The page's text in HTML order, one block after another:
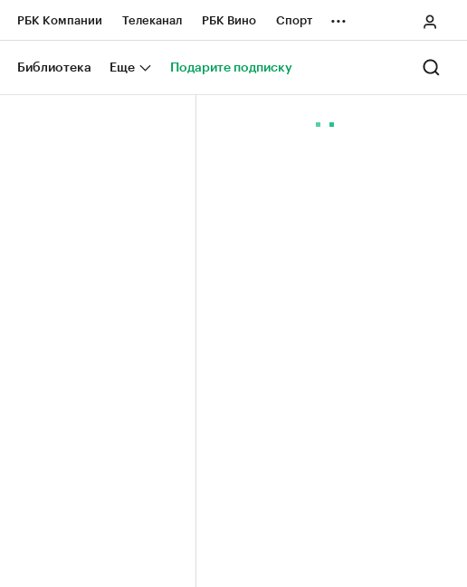
РБК Компании Телеканал РБК Вино Спорт
Национальные проекты Город
...
Библиотека Еще Подарите подписку